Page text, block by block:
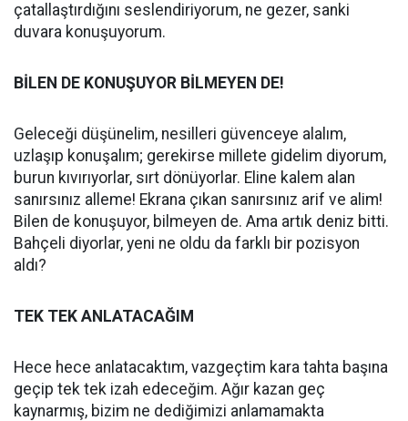
çatallaştırdığını seslendiriyorum, ne gezer, sanki
duvara konuşuyorum.
BİLEN DE KONUŞUYOR BİLMEYEN DE!
Geleceği düşünelim, nesilleri güvenceye alalım,
uzlaşıp konuşalım; gerekirse millete gidelim diyorum,
burun kıvırıyorlar, sırt dönüyorlar. Eline kalem alan
sanırsınız alleme! Ekrana çıkan sanırsınız arif ve alim!
Bilen de konuşuyor, bilmeyen de. Ama artık deniz bitti.
Bahçeli diyorlar, yeni ne oldu da farklı bir pozisyon
aldı?
TEK TEK ANLATACAĞIM
Hece hece anlatacaktım, vazgeçtim kara tahta başına
geçip tek tek izah edeceğim. Ağır kazan geç
kaynarmış, bizim ne dediğimizi anlamamakta